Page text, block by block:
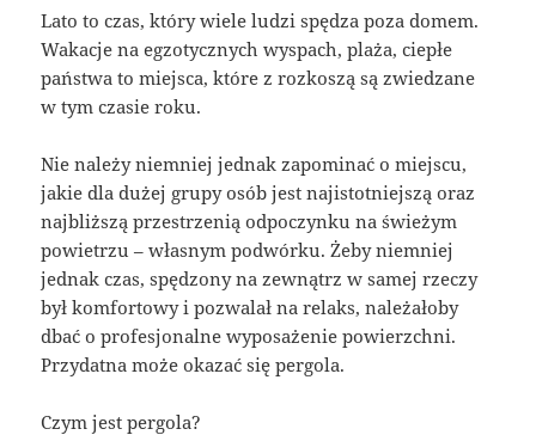
Lato to czas, który wiele ludzi spędza poza domem.
Wakacje na egzotycznych wyspach, plaża, ciepłe
państwa to miejsca, które z rozkoszą są zwiedzane
w tym czasie roku.
Nie należy niemniej jednak zapominać o miejscu,
jakie dla dużej grupy osób jest najistotniejszą oraz
najbliższą przestrzenią odpoczynku na świeżym
powietrzu – własnym podwórku. Żeby niemniej
jednak czas, spędzony na zewnątrz w samej rzeczy
był komfortowy i pozwalał na relaks, należałoby
dbać o profesjonalne wyposażenie powierzchni.
Przydatna może okazać się pergola.
Czym jest pergola?